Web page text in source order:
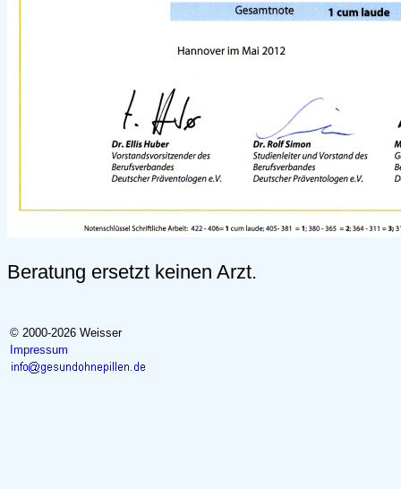
Beratung ersetzt keinen Arzt.
© 2000-2026 Weisser
Impressum